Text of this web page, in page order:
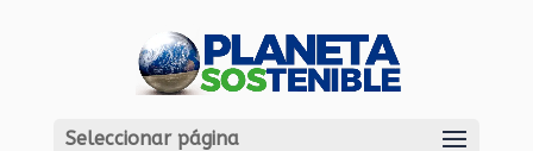
Seleccionar página